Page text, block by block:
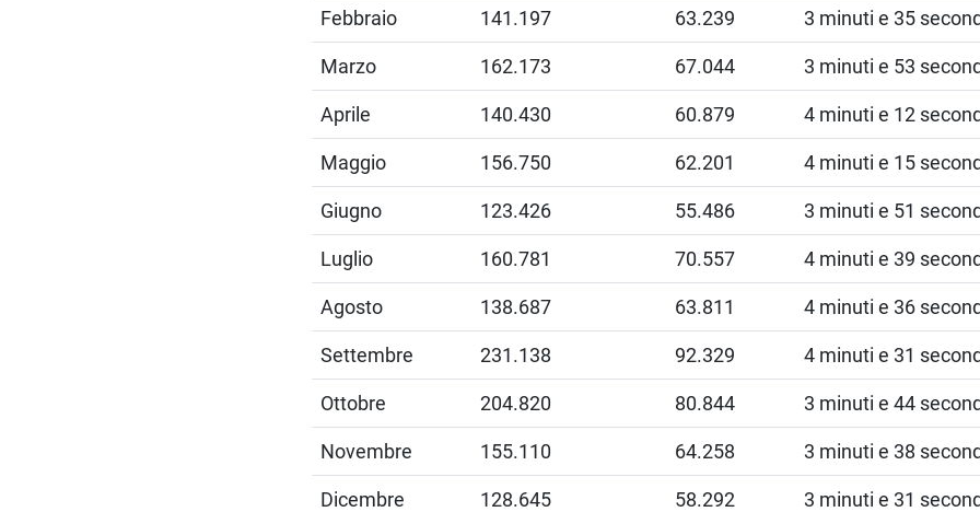
Febbraio 141.197 63.239 3 minuti e 35
Marzo 162.173 67.044 3 minuti e 53
Aprile 140.430 60.879 4 minuti e 12
Maggio 156.750 62.201 4 minuti e 15
Giugno 123.426 55.486 3 minuti e 51
Luglio 160.781 70.557 4 minuti e 39
Agosto 138.687 63.811 4 minuti e 36
Settembre 231.138 92.329 4 minuti e 31
Ottobre 204.820 80.844 3 minuti e 44
Novembre 155.110 64.258 3 minuti e 38
Dicembre 128.645 58.292 3 minuti e 31